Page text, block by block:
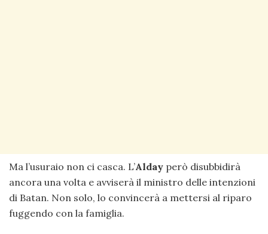
Ma l’usuraio non ci casca. L’Alday però disubbidirà
ancora una volta e avviserà il ministro delle intenzioni
di Batan. Non solo, lo convincerà a mettersi al riparo
fuggendo con la famiglia.